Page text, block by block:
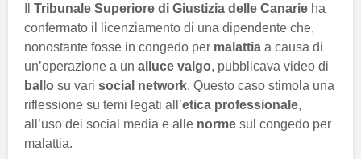
Tribunale Superiore di Giustizia delle Canarie ha
confermato il licenziamento di una dipendente che,
nonostante fosse in congedo per malattia a causa di
un’operazione a un alluce valgo, pubblicava video di
ballo su vari social network. Questo caso stimola una
riflessione su temi legati all’etica professionale,
all’uso dei social media e alle norme sul congedo per
malattia.